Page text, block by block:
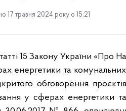
17 травня 2024 року о 15:21
15 Закону України «Про
енергетики та комунальних
обговорення
у сферах енергетики